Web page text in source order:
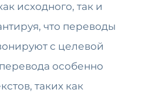
исходного, так и
что переводы
с целевой
особенно
таких как